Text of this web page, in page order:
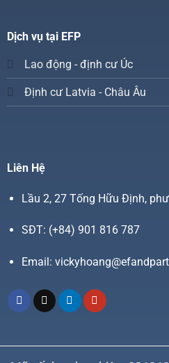
Dịch vụ tại EFP
Lao động - định cư Úc
Định cư Latvia - Châu Âu
Liên Hệ
Lầu 2, 27 Tống Hữu Định,
SĐT: (+84) 901 816 787
Email: